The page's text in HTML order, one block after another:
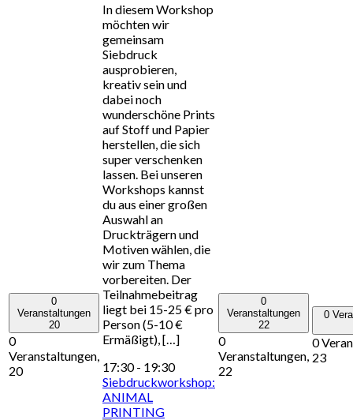
0
Veranstaltungen
20
0
Veranstaltungen,
20
In diesem Workshop
möchten wir
gemeinsam
Siebdruck
ausprobieren,
kreativ sein und
dabei noch
wunderschöne Prints
auf Stoff und Papier
herstellen, die sich
super verschenken
lassen. Bei unseren
Workshops kannst
du aus einer großen
Auswahl an
Druckträgern und
Motiven wählen, die
wir zum Thema
vorbereiten. Der
Teilnahmebeitrag
liegt bei 15-25 € pro
Person (5-10 €
Ermäßigt), […]
17:30- 19:30
Siebdruckworkshop:
ANIMAL
PRINTING
0
Veranstaltungen
22
0
Veranstaltungen,
22
0
0
23